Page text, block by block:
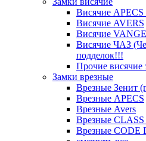
Висячие
Висячие AVERS
Висячие
Висячие ЧАЗ
подделок!!!
Прочие висячие
Замки врезные
Врезные Зенит
Врезные APECS
Врезные Avers
Врезные
Врезные CODE